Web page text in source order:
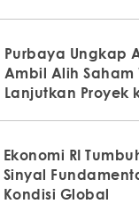
Purbaya Ungkap
Ambil Alih Saham
Lanjutkan Proyek
Ekonomi RI
Sinyal
Kondisi Global